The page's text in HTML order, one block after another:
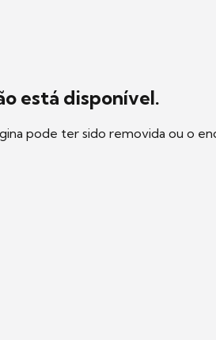
está disponível.
pode ter sido removida ou o